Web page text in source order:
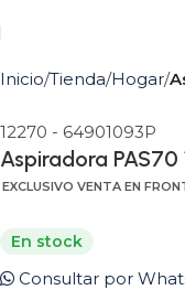
Inicio Tienda Hogar
12270 - 64901093P
Aspiradora PAS70
EXCLUSIVO VENTA EN
En stock
Consultar por